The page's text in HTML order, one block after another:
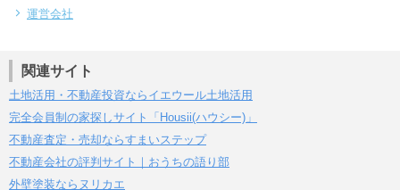
運営会社
関連サイト
土地活用・不動産投資ならイエウール土地活用
完全会員制の家探しサイト「Housii(ハウシー)」
不動産査定・売却ならすまいステップ
不動産会社の評判サイト｜おうちの語り部
外壁塗装ならヌリカエ